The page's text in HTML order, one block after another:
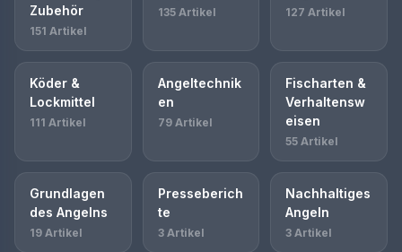
Zubehör
151 Artikel
135 Artikel 127 Artikel
Köder &
Lockmittel
111 Artikel
Angeltechnik
en
79 Artikel
Fischarten &
Verhaltensw
eisen
55 Artikel
Grundlagen
des Angelns
19 Artikel
Presseberich
te
3 Artikel
Nachhaltiges
Angeln
3 Artikel